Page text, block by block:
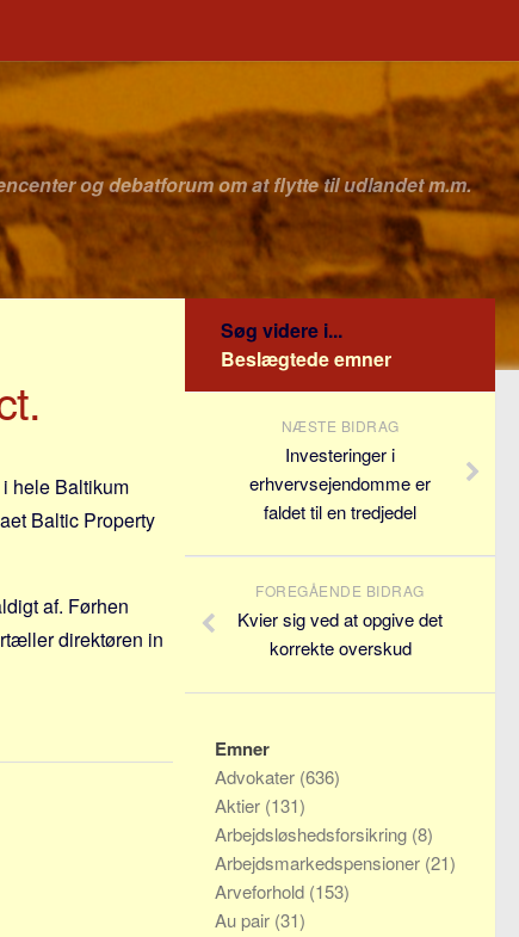
og debatforum om at flytte til udlandet m.m.
hele Baltikum
Baltic Property
af. Førhen
direktøren in
Søg videre i...
Beslægtede emner
NÆSTE BIDRAG
Investeringer i
erhvervsejendomme er
faldet til en tredjedel
FOREGÅENDE BIDRAG
Kvier sig ved at opgive det
korrekte overskud
Emner
Advokater (636)
Aktier (131)
Arbejdsløshedsforsikring (8)
Arbejdsmarkedspensioner (21)
Arveforhold (153)
Au pair (31)